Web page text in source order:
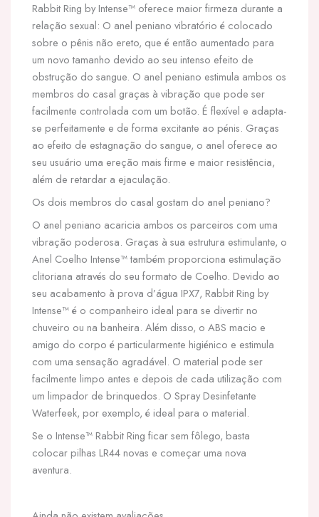
Rabbit Ring by Intense™ oferece maior firmeza durante a
relação sexual: O anel peniano vibratório é colocado
sobre o pênis não ereto, que é então aumentado para
um novo tamanho devido ao seu intenso efeito de
obstrução do sangue. O anel peniano estimula ambos os
membros do casal graças à vibração que pode ser
facilmente controlada com um botão. É flexível e adapta-
se perfeitamente e de forma excitante ao pénis. Graças
ao efeito de estagnação do sangue, o anel oferece ao
seu usuário uma ereção mais firme e maior resistência,
além de retardar a ejaculação.
Os dois membros do casal gostam do anel peniano?
O anel peniano acaricia ambos os parceiros com uma
vibração poderosa. Graças à sua estrutura estimulante, o
Anel Coelho Intense™ também proporciona estimulação
clitoriana através do seu formato de Coelho. Devido ao
seu acabamento à prova d’água IPX7, Rabbit Ring by
Intense™ é o companheiro ideal para se divertir no
chuveiro ou na banheira. Além disso, o ABS macio e
amigo do corpo é particularmente higiénico e estimula
com uma sensação agradável. O material pode ser
facilmente limpo antes e depois de cada utilização com
um limpador de brinquedos. O Spray Desinfetante
Waterfeek, por exemplo, é ideal para o material.
Se o Intense™ Rabbit Ring ficar sem fôlego, basta
colocar pilhas LR44 novas e começar uma nova
aventura.